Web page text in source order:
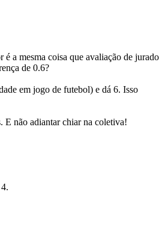
é a mesma coisa que avaliação de jurado
de 0.6?
em jogo de futebol) e dá 6. Isso
E não adiantar chiar na coletiva!